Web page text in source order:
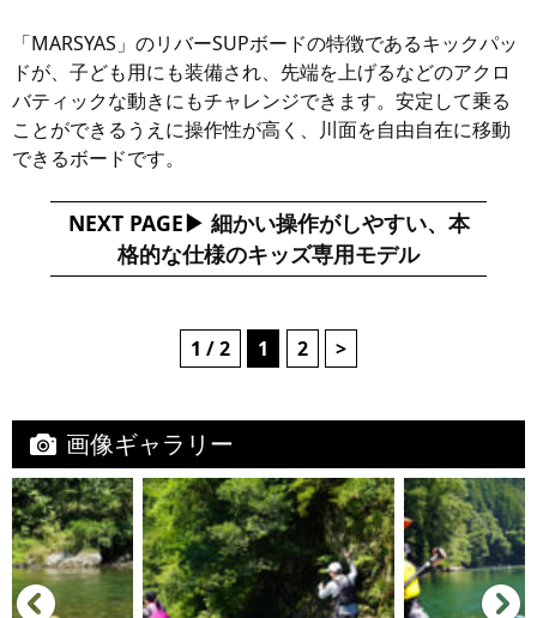
「MARSYAS」のリバーSUPボードの特徴であるキックパッ
ドが、子ども用にも装備され、先端を上げるなどのアクロ
バティックな動きにもチャレンジできます。安定して乗る
ことができるうえに操作性が高く、川面を自由自在に移動
できるボードです。
NEXT PAGE
細かい操作がしやすい、本
格的な仕様のキッズ専用モデル
1 / 2 1 2 >
画像ギャラリー